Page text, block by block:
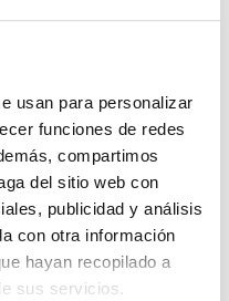
usan para personalizar
funciones de redes
compartimos
del sitio web con
publicidad y análisis
con otra información
hayan recopilado a
sus servicios.
debes
pensando en crear SL o